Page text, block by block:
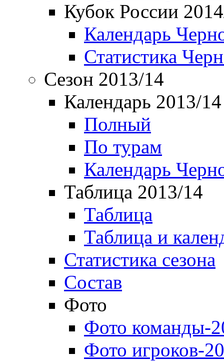
Кубок России
Календарь
Статистика
Сезон 2013/14
Календарь 2013/14
Полный
По турам
Календарь
Таблица 2013/14
Таблица
Таблица и
Статистика сезона
Состав
Фото
Фото команды-
Фото игроков-